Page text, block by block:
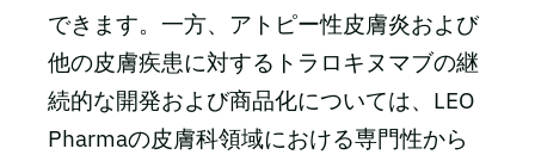
できます。一方、アトピー性皮膚炎および
他の皮膚疾患に対するトラロキヌマブの継
続的な開発および商品化については、LEO
Pharmaの皮膚科領域における専門性から